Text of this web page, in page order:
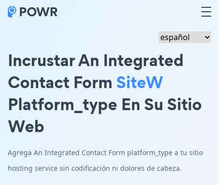
Incrustar An Integrated
Contact Form SiteW
Platform_type En Su Sitio
Web
Agrega An Integrated Contact Form platform_type a tu sitio
hosting service sin codificación ni dolores de cabeza.